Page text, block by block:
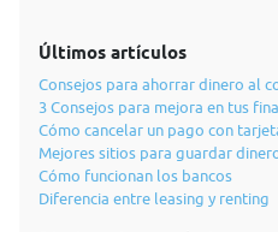
Últimos artículos
Consejos para ahorrar dinero al
3 Consejos para mejora en tus
Cómo cancelar un pago con
Mejores sitios para guardar
Cómo funcionan los bancos
Diferencia entre leasing y renting